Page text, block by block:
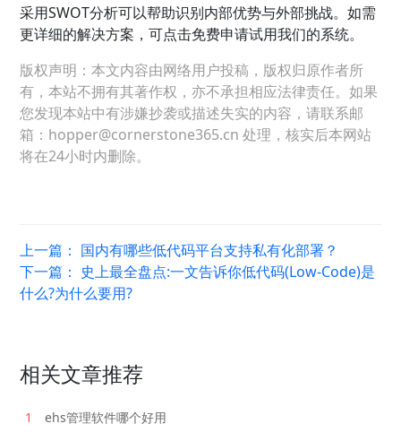
采用SWOT分析可以帮助识别内部优势与外部挑战。如需
更详细的解决方案，可点击免费申请试用我们的系统。
版权声明：本文内容由网络用户投稿，版权归原作者所
有，本站不拥有其著作权，亦不承担相应法律责任。如果
您发现本站中有涉嫌抄袭或描述失实的内容，请联系邮
箱：hopper@cornerstone365.cn 处理，核实后本网站
将在24小时内删除。
上一篇： 国内有哪些低代码平台支持私有化部署？
下一篇： 史上最全盘点:一文告诉你低代码(Low-Code)是
什么?为什么要用?
相关文章推荐
1
ehs管理软件哪个好用